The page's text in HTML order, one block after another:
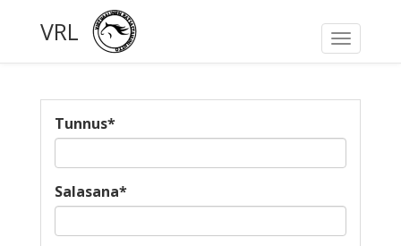
Toggle
VRL
Tunnus*
Salasana*